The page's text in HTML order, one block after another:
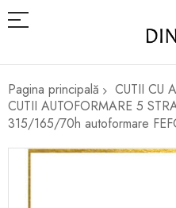
Pagina principală
CUTII CU
CUTII AUTOFORMARE 5
315/165/70h autoformare
Skip
the